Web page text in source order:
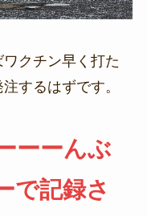
クチン早く打た
するはずです。
ーーんぶ
で記録さ